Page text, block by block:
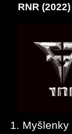
RNR (2022)
1. Myšlenky